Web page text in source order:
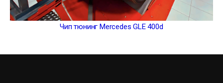
Чип тюнинг Mercedes GLE 400d